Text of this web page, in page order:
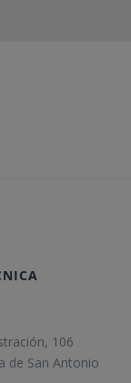
106
de San Antonio